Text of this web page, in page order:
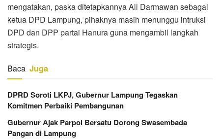
mengatakan, paska ditetapkannya Ali Darmawan sebagai
ketua DPD Lampung, pihaknya masih menunggu intruksi
DPD dan DPP partai Hanura guna mengambil langkah
strategis.
Baca Juga
DPRD Soroti LKPJ, Gubernur Lampung Tegaskan
Komitmen Perbaiki Pembangunan
Gubernur Ajak Parpol Bersatu Dorong Swasembada
Pangan di Lampung